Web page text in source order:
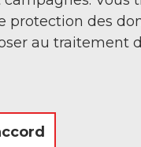
protection des
au traitement